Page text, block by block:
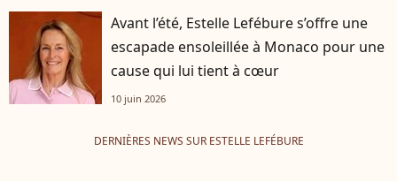
Avant l’été, Estelle Lefébure s’offre une
escapade ensoleillée à Monaco pour une
cause qui lui tient à cœur
10 juin 2026
DERNIÈRES NEWS SUR ESTELLE LEFÉBURE